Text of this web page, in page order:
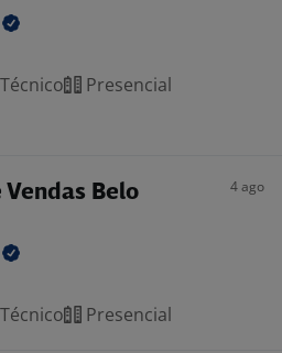
Presencial
Vendas Belo
4 ago
Presencial